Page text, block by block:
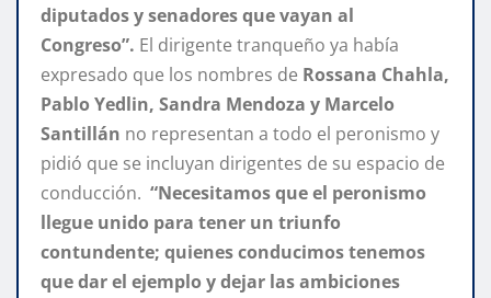
diputados y senadores que vayan al
Congreso”. El dirigente tranqueño ya había
expresado que los nombres de Rossana Chahla,
Pablo Yedlin, Sandra Mendoza y Marcelo
Santillán no representan a todo el peronismo y
pidió que se incluyan dirigentes de su espacio de
conducción. “Necesitamos que el peronismo
llegue unido para tener un triunfo
contundente; quienes conducimos tenemos
que dar el ejemplo y dejar las ambiciones